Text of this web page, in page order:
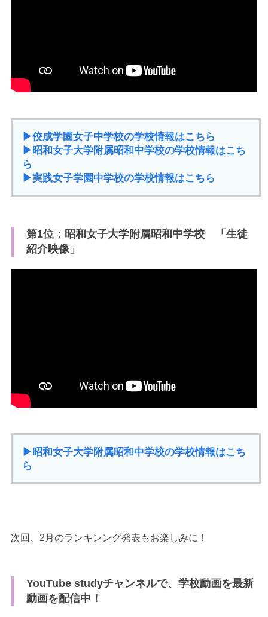
▶︎佼成学園女子中学校の学校情報はこちら
▶︎昭和女子大学附属昭和中学校の学校情報はこち
ら
▶︎実践女子学園中学校の学校情報はこちら
第1位：昭和女子大学附属昭和中学校 「生徒
紹介映像」
▶︎昭和女子大学附属昭和中学校の学校情報はこち
ら
次回、2月のランキンング発表もお楽しみに！
YouTube studyチャンネルで、学校動画を最新
動画を配信中！